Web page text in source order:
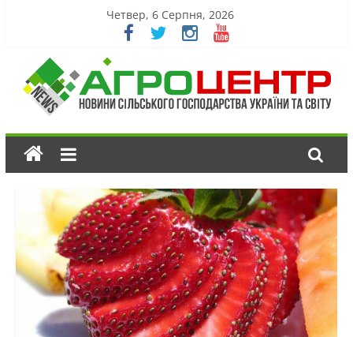
Четвер, 6 Серпня, 2026